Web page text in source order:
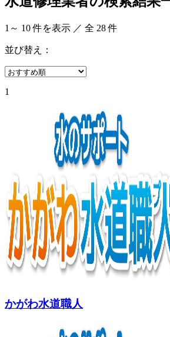
1 ～ 10 件を表示 ／ 全 28件
並び替え：
1
かがわ水道職人